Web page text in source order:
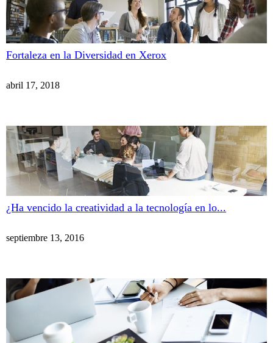
Fortaleza en la Diversidad en Xerox
abril 17, 2018
¿Ha vencido la creatividad a la tecnología en lo...
septiembre 13, 2016